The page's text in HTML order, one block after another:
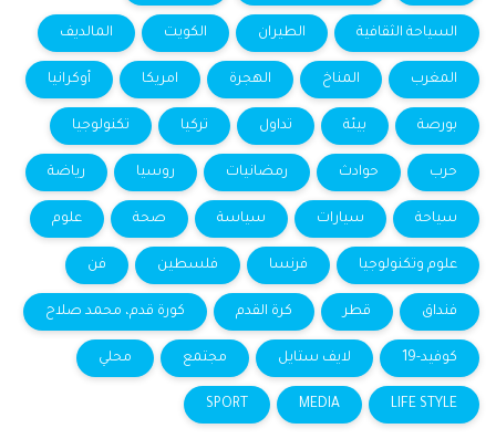
السياحة الثقافية الطيران الكويت المالديف
المغرب المناخ الهجرة امريكا أوكرانيا
بورصة بيئة تداول تركيا تكنولوجيا
حرب حوادث رمضانيات روسيا رياضة
سياحة سيارات سياسة صحة علوم
علوم وتكنولوجيا فرنسا فلسطين فن
فنداق قطر كرة القدم كورة قدم، محمد صلاح
كوفيد-19 لايف ستايل مجتمع محلي
LIFE STYLE
MEDIA
SPORT